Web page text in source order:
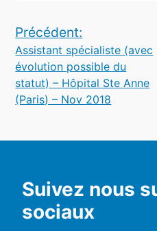
Navigation
de
l’article
Précédent:
Assistant spécialiste (avec
évolution possible du
statut) – Hôpital Ste Anne
(Paris) – Nov 2018
Suivez nous
sociaux